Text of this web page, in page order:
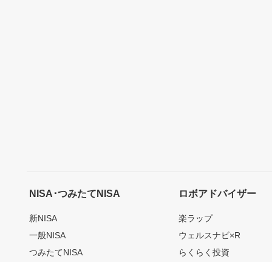
NISA･つみたてNISA
新NISA
一般NISA
つみたてNISA
ロボアドバイザー
楽ラップ
ウェルスナビ×R
らくらく投資